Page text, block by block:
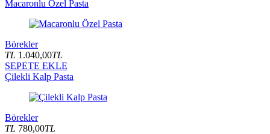
Macaronlu Özel Pasta
Börekler
TL 1.040,00TL
SEPETE EKLE
Çilekli Kalp Pasta
Börekler
TL 780,00TL